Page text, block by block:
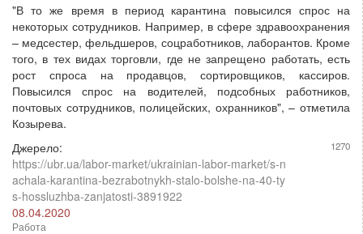
"В то же время в период карантина повысился спрос на
некоторых сотрудников. Например, в сфере здравоохранения
– медсестер, фельдшеров, соцработников, лаборантов. Кроме
того, в тех видах торговли, где не запрещено работать, есть
рост спроса на продавцов, сортировщиков, кассиров.
Повысился спрос на водителей, подсобных работников,
почтовых сотрудников, полицейских, охранников", – отметила
Козырева.
Джерело:
https://ubr.ua/labor-market/ukrainian-labor-market/s-n
achala-karantina-bezrabotnykh-stalo-bolshe-na-40-ty
s-hossluzhba-zanjatosti-3891922
1270
08.04.2020
Работа